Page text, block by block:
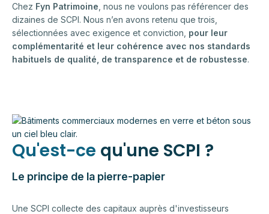
Chez Fyn Patrimoine , nous ne voulons pas référencer des
dizaines de SCPI. Nous n’en avons retenu que trois,
sélectionnées avec exigence et conviction, pour leur
complémentarité et leur cohérence avec nos standards
habituels de qualité, de transparence et de robustesse.
Qu'est-ce qu'une SCPI ?
Le principe de la pierre-papier
Une SCPI collecte des capitaux auprès d'investisseurs